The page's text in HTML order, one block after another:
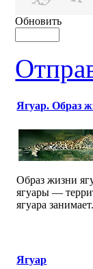
Обновить
Ягуар. Образ
Образ жизни
ягуары —
ягуара
Ягуар